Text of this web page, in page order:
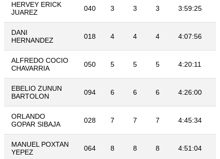
HERVEY ERICK
JUAREZ
040 3 3 3 3:59:25
DANI
HERNANDEZ
018 4 4 4 4:07:56
ALFREDO COCIO
CHAVARRIA
050 5 5 5 4:20:11
EBELIO ZUNUN
BARTOLON
094 6 6 6 4:26:00
ORLANDO
GOPAR SIBAJA
028 7 7 7 4:45:34
MANUEL POXTAN
YEPEZ
064 8 8 8 4:51:04